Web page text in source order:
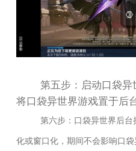
第五步：启动口袋
将口袋异世界游戏置于后台
第六步：口袋异世界后
化或窗口化，期间不会影响口